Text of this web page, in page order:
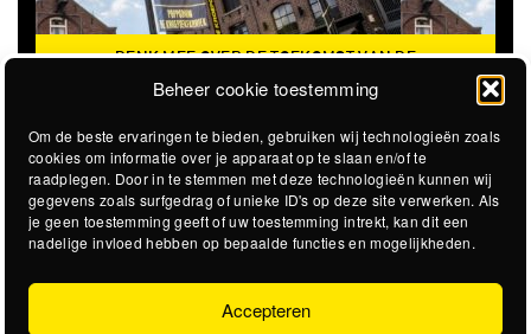
Beheer cookie toestemming
Om de beste ervaringen te bieden, gebruiken wij technologieën zoals
cookies om informatie over je apparaat op te slaan en/of te
raadplegen. Door in te stemmen met deze technologieën kunnen wij
gegevens zoals surfgedrag of unieke ID's op deze site verwerken. Als
je geen toestemming geeft of uw toestemming intrekt, kan dit een
nadelige invloed hebben op bepaalde functies en mogelijkheden.
Accepteren
DENK MEE OVER DE TOEKOMST VAN DE
KROEPOEKFABRIEK